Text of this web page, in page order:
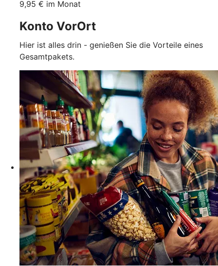
9,95 € im Monat
Konto VorOrt
Hier ist alles drin - genießen Sie die Vorteile eines
Gesamtpakets.